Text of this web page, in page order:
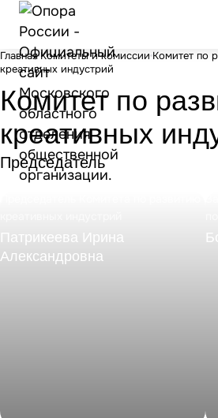
Главная Комитеты и комиссии Комитет по
креативных индустрий
Комитет по
креативных
Председатель
Патрикеева Ирина
Александровна